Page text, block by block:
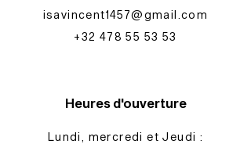
isavincent1457@gmail.com
+32 478 55 53 53
Heures d'ouverture
Lundi, mercredi et Jeudi :